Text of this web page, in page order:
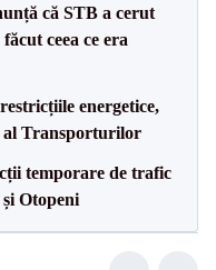
că STB a cerut
ceea ce era
energetice,
Transporturilor
temporare de trafic
Otopeni